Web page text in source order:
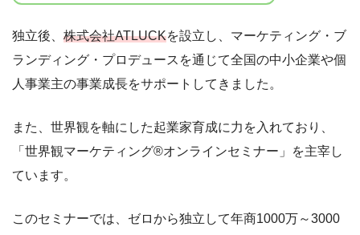
独立後、 株式会社ATLUCKを設立し、マーケティング・ブ
ランディング・プロデュースを通じて全国の中小企業や個
人事業主の事業成長をサポートしてきました。
また、世界観を軸にした起業家育成に力を入れており、
「世界観マーケティング®オンラインセミナー」を主宰し
ています。
このセミナーでは、ゼロから独立して年商1000万～3000